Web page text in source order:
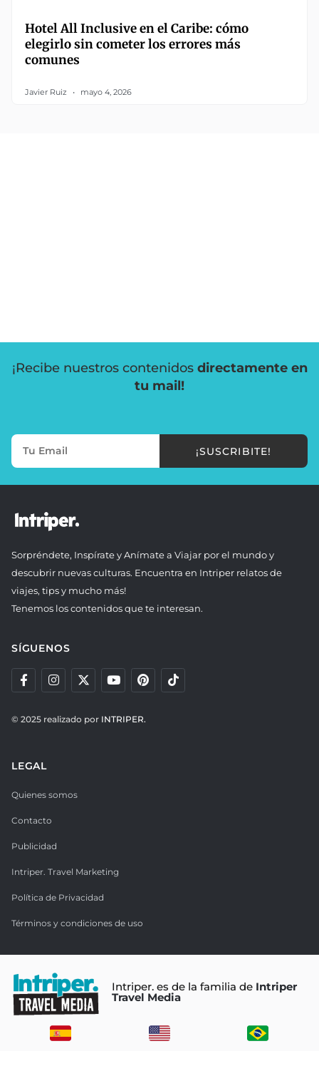
Hotel All Inclusive en el Caribe: cómo
elegirlo sin cometer los errores más
comunes
Javier Ruiz mayo 4, 2026
¡Recibe nuestros contenidos directamente en
tu mail!
¡SUSCRIBITE!
Sorpréndete, Inspírate y Anímate a Viajar por el mundo y
descubrir nuevas culturas. Encuentra en Intriper relatos de
viajes, tips y mucho más!
Tenemos los contenidos que te interesan.
SÍGUENOS
© 2025 realizado por INTRIPER.
LEGAL
Quienes somos
Contacto
Publicidad
Intriper. Travel Marketing
Política de Privacidad
Términos y condiciones de uso
Intriper. es de la familia de Intriper
Travel Media